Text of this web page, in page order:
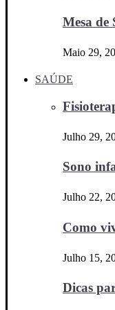
Mesa de
Maio 29,
SAÚDE
Julho 29,
Sono
Julho 22,
Como
Julho 15,
Dicas